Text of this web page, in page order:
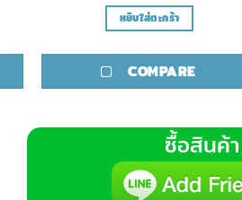
หยิบใส่ตะกร้า
COMPARE
ซื้อสินค้า